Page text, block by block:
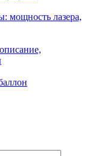
мощность лазера,